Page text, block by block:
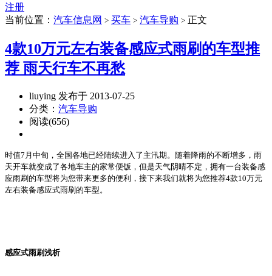
注册
当前位置： 汽车信息网 > 买车 > 汽车导购 > 正文
4款10万元左右装备感应式雨刷的车型推
荐 雨天行车不再愁
liuying 发布于 2013-07-25
分类： 汽车导购
阅读(656)
时值7月中旬，全国各地已经陆续进入了主汛期。随着降雨的不断增多，雨
天开车就变成了各地车主的家常便饭，但是天气阴晴不定，拥有一台装备感
应雨刷的车型将为您带来更多的便利，接下来我们就将为您推荐4款10万元
左右装备感应式雨刷的车型。
感应式雨刷浅析